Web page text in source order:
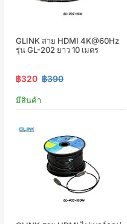
GLINK สาย HDMI 4K@60Hz
รุ่น GL-202 ยาว 10 เมตร
฿320 ฿390
มีสินค้า